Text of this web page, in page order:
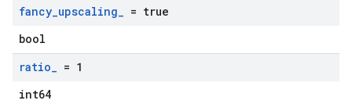
fancy_upscaling_ = true
bool
ratio_ = 1
int64